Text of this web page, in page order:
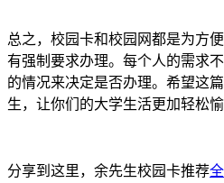
总之，校园卡和校园网都是为方
有强制要求办理。每个人的需求
的情况来决定是否办理。希望这
生，让你们的大学生活更加轻松愉
分享到这里，余先生校园卡推荐